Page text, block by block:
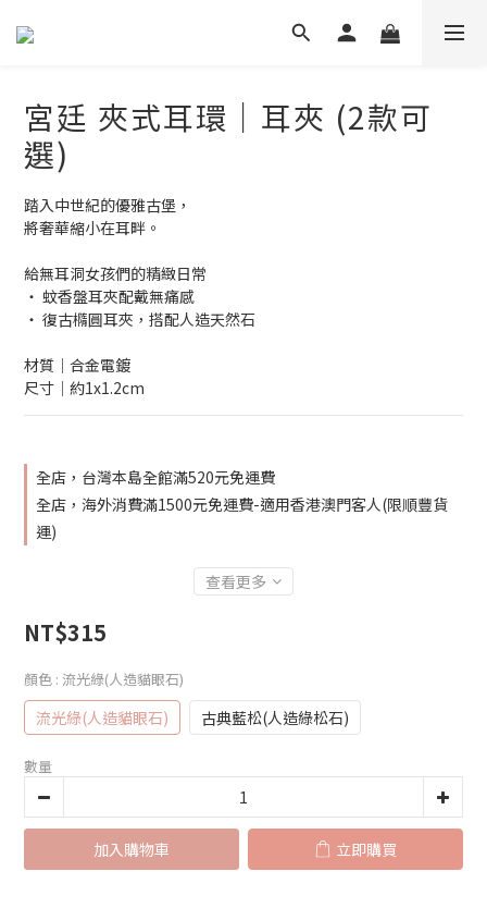
宮廷 夾式耳環｜耳夾 (2款可
選)
踏入中世紀的優雅古堡，
將奢華縮小在耳畔。
給無耳洞女孩們的精緻日常
‧ 蚊香盤耳夾配戴無痛感
‧ 復古橢圓耳夾，搭配人造天然石
材質│合金電鍍
尺寸│約1x1.2cm
全店，台灣本島全館滿520元免運費
全店，海外消費滿1500元免運費-適用香港澳門客人(限順豐貨
運)
查看更多
NT$315
顏色 : 流光綠(人造貓眼石)
流光綠(人造貓眼石) 古典藍松(人造綠松石)
數量
加入購物車 立即購買